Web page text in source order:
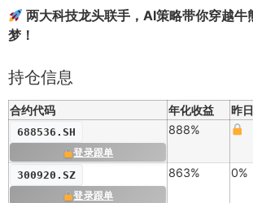
两大科技龙头联手，AI策略带你穿越牛
梦！
持仓信息
合约代码 年化收益 昨
688536.SH
登录跟单
888%
300920.SZ
登录跟单
863% 0%